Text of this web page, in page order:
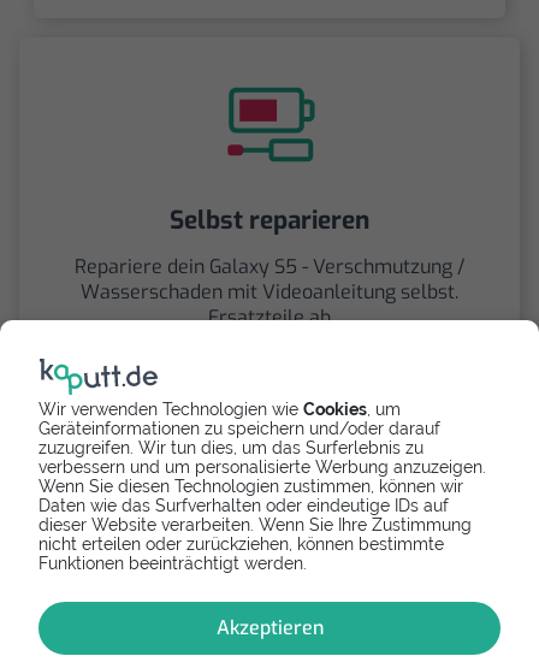
Wir verwenden Technologien wie Cookies , um
Geräteinformationen zu speichern und/oder darauf
zuzugreifen. Wir tun dies, um das Surferlebnis zu
verbessern und um personalisierte Werbung anzuzeigen.
Wenn Sie diesen Technologien zustimmen, können wir
Daten wie das Surfverhalten oder eindeutige IDs auf
dieser Website verarbeiten. Wenn Sie Ihre Zustimmung
nicht erteilen oder zurückziehen, können bestimmte
Funktionen beeinträchtigt werden.
Akzeptieren
Selbst reparieren
Repariere dein Galaxy S5 - Verschmutzung /
Wasserschaden mit Videoanleitung selbst.
Ersatzteile ab
Spenden
Spende Dein Gerät über
handysfuerdieumwelt.de
für einen guten Zweck.